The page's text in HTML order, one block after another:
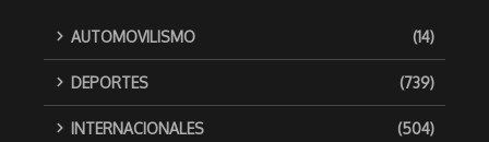
AUTOMOVILISMO (14)
DEPORTES (739)
INTERNACIONALES (504)